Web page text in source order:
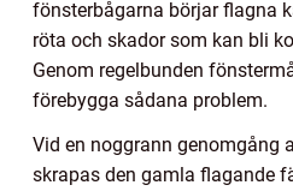
fönsterbågarna börjar flagna
röta och skador som kan bli
Genom regelbunden
förebygga sådana problem.
Vid en noggrann genomgång
skrapas den gamla flagande